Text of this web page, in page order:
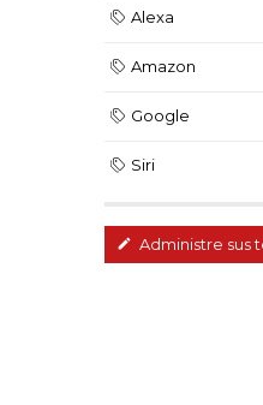
Alexa
Amazon
Google
Siri
Administre sus